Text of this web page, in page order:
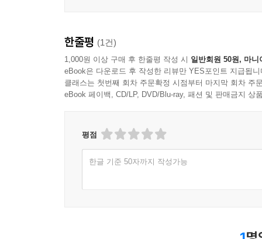
많은 이가 함께 읽고 함께 기억할수록 더욱 값지고
한줄평 (1건)
1,000원 이상 구매 후 한줄평 작성 시 일반회원 50원, 마니
eBook은 다운로드 후 작성한 리뷰만 YES포인트 지급됩니
클래스는 첫번째 회차 주문확정 시점부터 마지막 회차 주
eBook 페이백, CD/LP, DVD/Blu-ray, 패션 및 판매금지 상
평점
한글 기준 50자까지 작성가능